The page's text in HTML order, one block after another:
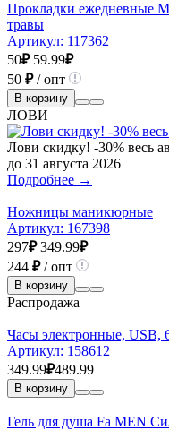
Прокладки ежедневные
травы
Артикул: 117362
50₽ 59.99₽
50 ₽/ опт
В корзину
ЛОВИ
Лови скидку! -30% весь
до 31 августа 2026
Подробнее →
Ножницы маникюрные
Артикул: 167398
297₽ 349.99₽
244 ₽/ опт
В корзину
Распродажа
Часы электронные, USB,
Артикул: 158612
349.99₽489.99
В корзину
Гель для душа Fa MEN